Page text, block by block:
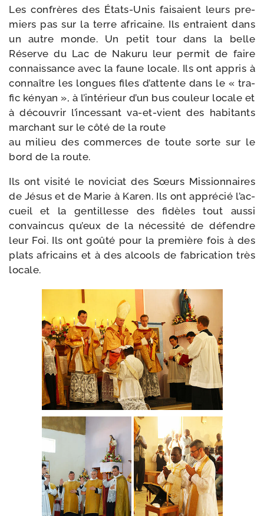
Les confrères des États-​Unis fai­saient leurs pre­
miers pas sur la terre afri­caine. Ils entraient dans
un autre monde. Un petit tour dans la belle
Réserve du Lac de Nakuru leur per­mit de faire
connais­sance avec la faune locale. Ils ont appris à
connaître les longues files d’at­tente dans le « tra­
fic kényan », à l’in­té­rieur d’un bus cou­leur locale et
à décou­vrir l’in­ces­sant va-​et-​vient des habi­tants
mar­chant sur le côté de la route
au milieu des com­merces de toute sorte sur le
bord de la route.
Ils ont visi­té le novi­ciat des Sœurs Missionnaires
de Jésus et de Marie à Karen. Ils ont appré­cié l’ac­
cueil et la gen­tillesse des fidèles tout aus­si
convain­cus qu’eux de la néces­si­té de défendre
leur Foi. Ils ont goû­té pour la pre­mière fois à des
plats afri­cains et à des alcools de fabri­ca­tion très
locale.